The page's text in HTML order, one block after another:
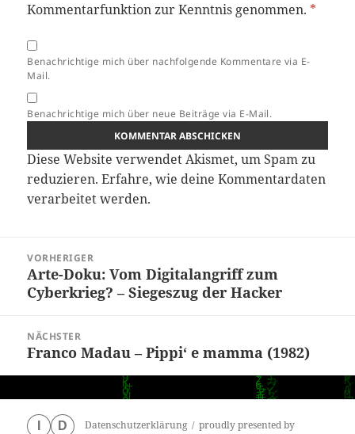
Kommentarfunktion zur Kenntnis genommen. *
Benachrichtige mich über nachfolgende Kommentare via E-
Mail.
Benachrichtige mich über neue Beiträge via E-Mail.
Diese Website verwendet Akismet, um Spam zu
reduzieren.Erfahre, wie deine Kommentardaten
verarbeitet werden.
VORHERIGER
Vorheriger
Beitrag:
Arte-Doku: Vom Digitalangriff zum
Cyberkrieg? – Siegeszug der Hacker
NÄCHSTER
Nächster
Beitrag:
Franco Madau – Pippi‘ e mamma (1982)
D Datenschutzerklärung proudly presented by